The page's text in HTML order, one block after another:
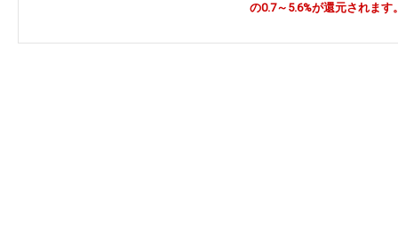
の0.7～5.6%が還元されます